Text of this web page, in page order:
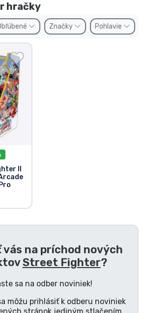
hračky
Značky Pohlavie
II
vás na príchod nových
Street Fighter?
sa na odber noviniek!
môžu prihlásiť k odberu noviniek
série
filmov
karikatúry
Anime
hier
športu
hudby